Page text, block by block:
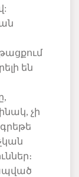
:
են
,
, չի
գրեթե